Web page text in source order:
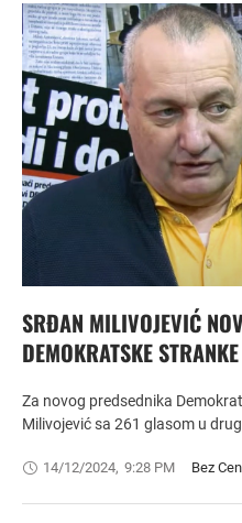
SRĐAN MILIVOJEVIĆ
DEMOKRATSKE STRANKE
Za novog predsednika
Milivojević sa 261 glasom u
14/12/2024, 9:28 PM Bez